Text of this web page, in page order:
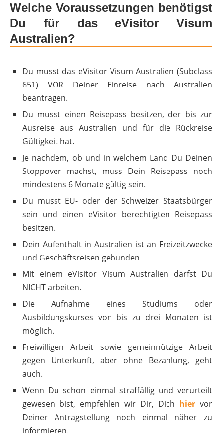
Welche Voraussetzungen benötigst
Du für das eVisitor Visum
Australien?
Du musst das eVisitor Visum Australien (Subclass
651) VOR Deiner Einreise nach Australien
beantragen.
Du musst einen Reisepass besitzen, der bis zur
Ausreise aus Australien und für die Rückreise
Gültigkeit hat.
Je nachdem, ob und in welchem Land Du Deinen
Stoppover machst, muss Dein Reisepass noch
mindestens 6 Monate gültig sein.
Du musst EU- oder der Schweizer Staatsbürger
sein und einen eVisitor berechtigten Reisepass
besitzen.
Dein Aufenthalt in Australien ist an Freizeitzwecke
und Geschäftsreisen gebunden
Mit einem eVisitor Visum Australien darfst Du
NICHT arbeiten.
Die Aufnahme eines Studiums oder
Ausbildungskurses von bis zu drei Monaten ist
möglich.
Freiwilligen Arbeit sowie gemeinnützige Arbeit
gegen Unterkunft, aber ohne Bezahlung, geht
auch.
Wenn Du schon einmal straffällig und verurteilt
gewesen bist, empfehlen wir Dir, Dich hier vor
Deiner Antragstellung noch einmal näher zu
informieren.